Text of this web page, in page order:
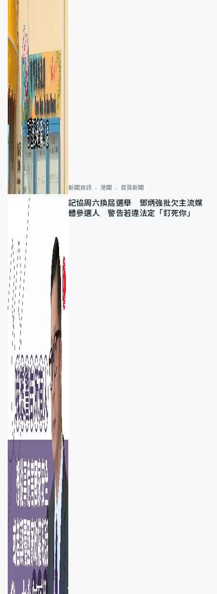
新聞資訊 港聞 首頁新聞
記協周六換屆選舉 鄧炳強批欠主流媒
體參選人 警告若違法定「釘死你」